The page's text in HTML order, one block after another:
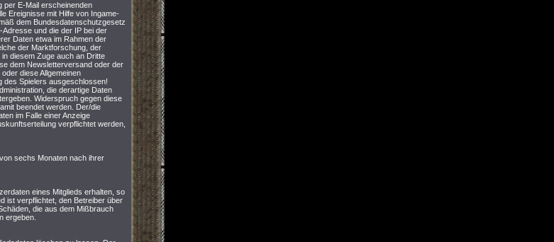
per E-Mail erscheinenden
Ereignisse mit Hilfe von Ingame-
dem Bundesdatenschutzgesetz
und die der IP bei der
Daten etwa im Rahmen der
der Marktforschung, der
diesem Zuge auch an Dritte
dem Newsletterversand oder der
diese Allgemeinen
des Spielers ausgeschlossen!
die derartige Daten
Widerspruch gegen diese
beendet werden. Der/die
im Falle einer Anzeige
verpflichtet werden,
sechs Monaten nach ihrer
eines Mitglieds erhalten, so
ist verpflichtet, den Betreiber über
die aus dem Mißbrauch
ergeben.